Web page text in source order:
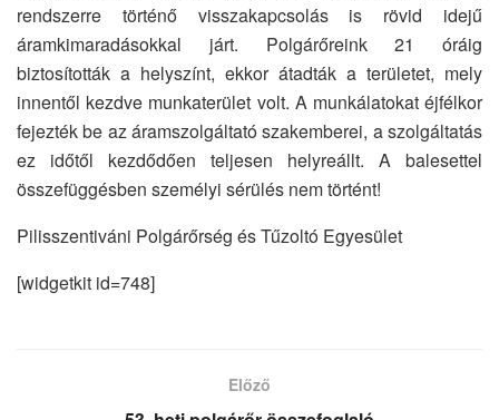
rendszerre történő visszakapcsolás is rövid idejű
áramkimaradásokkal járt. Polgárőreink 21 óráig
biztosították a helyszínt, ekkor átadták a területet, mely
innentől kezdve munkaterület volt. A munkálatokat éjfélkor
fejezték be az áramszolgáltató szakemberei, a szolgáltatás
ez időtől kezdődően teljesen helyreállt. A balesettel
összefüggésben személyi sérülés nem történt!
Pilisszentiváni Polgárőrség és Tűzoltó Egyesület
[widgetkit id=748]
Előző